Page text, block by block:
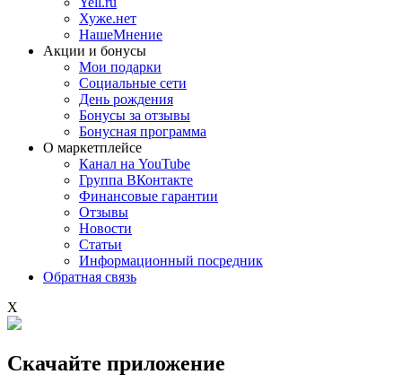
Хуже.нет
НашеМнение
Акции и бонусы
Мои подарки
Социальные сети
День рождения
Бонусы за отзывы
Бонусная программа
О маркетплейсе
Канал на YouTube
Группа ВКонтакте
Финансовые гарантии
Отзывы
Новости
Статьи
Информационный посредник
Обратная связь
X
Скачайте приложение